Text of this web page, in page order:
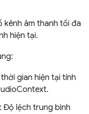
kênh âm thanh tối đa
hiện tại.
gian hiện tại tính
Độ lệch trung bình